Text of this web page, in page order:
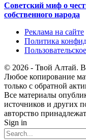
Советский миф о
собственного народа
Реклама на сайте
Политика
© 2026 - Твой Алтай.
Любое копирование
только с обратной
Все материалы
источников и других
авторство
Sign in